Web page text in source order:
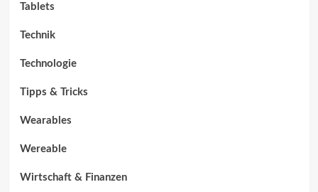
Tablets
Technik
Technologie
Tipps & Tricks
Wearables
Wereable
Wirtschaft & Finanzen